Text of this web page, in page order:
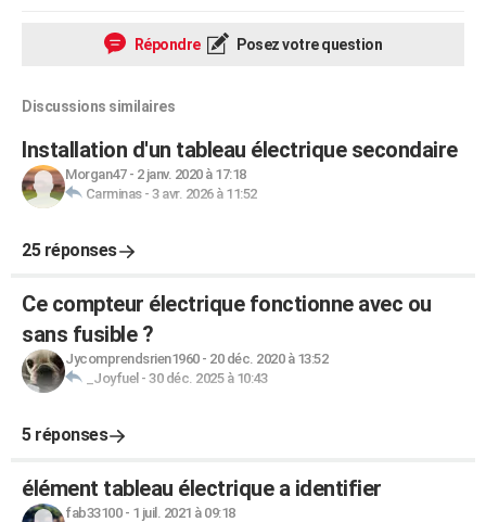
Répondre Posez votre question
Discussions similaires
Installation d'un tableau électrique secondaire
Morgan47- 2 janv. 2020 à 17:18
Carminas- 3 avr. 2026 à 11:52
25 réponses
Ce compteur électrique fonctionne avec ou
sans fusible ?
Jycomprendsrien1960- 20 déc. 2020 à 13:52
_Joyfuel - 30 déc. 2025 à 10:43
5 réponses
élément tableau électrique a identifier
fab33100- 1 juil. 2021 à 09:18